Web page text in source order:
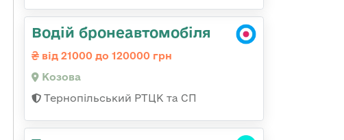
Водій бронеавтомобіля
від 21000 до 120000 грн
Козова
Тернопільський РТЦК та СП